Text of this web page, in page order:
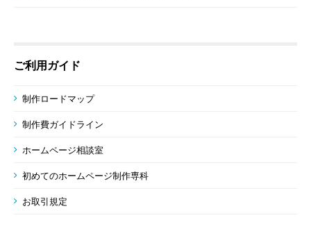
ご利用ガイド
制作ロードマップ
制作費ガイドライン
ホームページ相談室
初めてのホームページ制作専科
お取引規定